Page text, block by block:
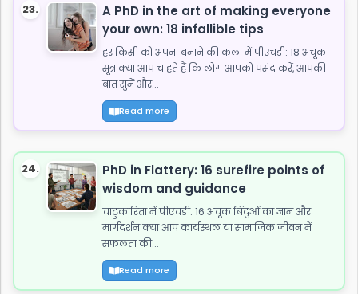
23.
A PhD in the art of making everyone
your own: 18 infallible tips
हर किसी को अपना बनाने की कला में पीएचडी: 18 अचूक
सूत्र क्या आप चाहते हैं कि लोग आपको पसंद करें, आपकी
बात सुनें और...
Read more
24.
PhD in Flattery: 16 surefire points of
wisdom and guidance
चाटुकारिता में पीएचडी: 16 अचूक बिंदुओं का ज्ञान और
मार्गदर्शन क्या आप कार्यस्थल या सामाजिक जीवन में
सफलता की...
Read more